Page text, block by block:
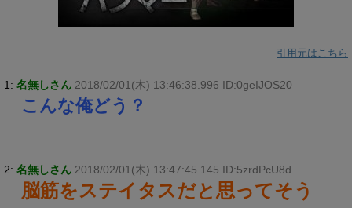
引用元はこちら
1: 名無しさん 2018/02/01(木) 13:46:38.996 ID:0geIJOS20
こんな俺どう？
2: 名無しさん 2018/02/01(木) 13:47:45.145 ID:5zrdPcU8d
脳筋をステイタスだと思ってそう